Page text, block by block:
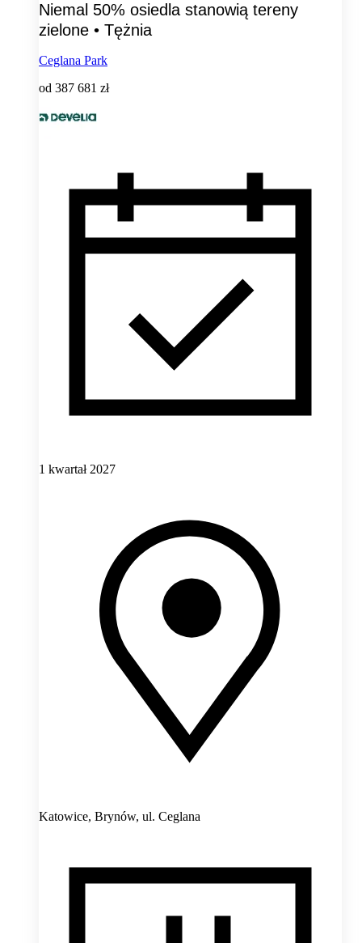
Niemal 50% osiedla stanowią tereny
zielone • Tężnia
Ceglana Park
od 387 681 zł
1 kwartał 2027
Katowice, Brynów, ul. Ceglana